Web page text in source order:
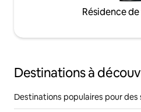
Résidence
Destinations à
Destinations populaires pour des